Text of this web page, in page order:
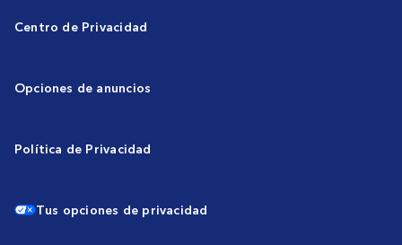
Centro de Privacidad
Opciones de anuncios
Política de Privacidad
Tus opciones de privacidad